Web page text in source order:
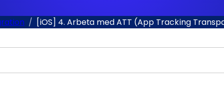
[iOS] 4. Arbeta med ATT (App Tracking